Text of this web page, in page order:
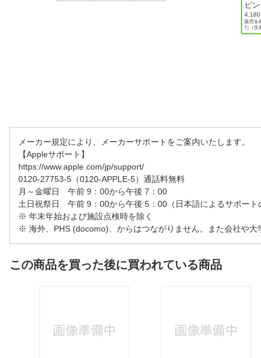
ピ
ド
4,180
販売を
た（生
メーカー規定により、メーカーサポートをご案内いたします。
【Appleサポート】
https://www.apple.com/jp/support/
0120-27753-5（0120-APPLE-5）通話料無料
月～金曜日 午前 9：00から午後 7：00
土日祝祭日 午前 9：00から午後 5：00（日本語によるサポート
※ 年末年始および施設点検時を除く
※ 海外、PHS (docomo)、からはつながりません。また会社や大
この商品を買った後に買われている商品